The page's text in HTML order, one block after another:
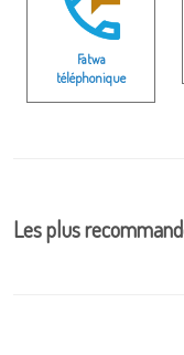
Fatwa
téléphonique
Les plus